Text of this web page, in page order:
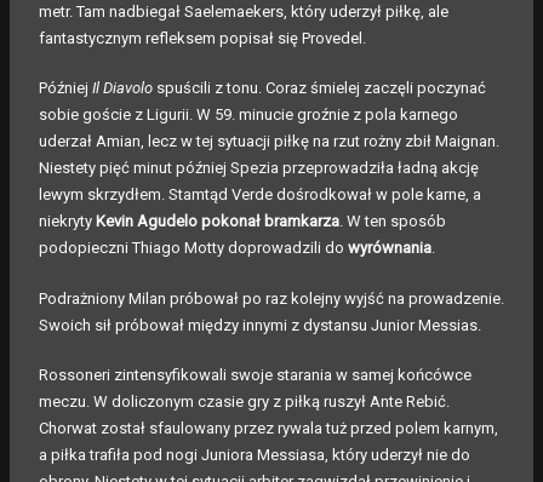
metr. Tam nadbiegał Saelemaekers, który uderzył piłkę, ale
fantastycznym refleksem popisał się Provedel.
Później Il Diavolo spuścili z tonu. Coraz śmielej zaczęli poczynać
sobie goście z Ligurii. W 59. minucie groźnie z pola karnego
uderzał Amian, lecz w tej sytuacji piłkę na rzut rożny zbił Maignan.
Niestety pięć minut później Spezia przeprowadziła ładną akcję
lewym skrzydłem. Stamtąd Verde dośrodkował w pole karne, a
niekryty Kevin Agudelo pokonał bramkarza. W ten sposób
podopieczni Thiago Motty doprowadzili do wyrównania.
Podrażniony Milan próbował po raz kolejny wyjść na prowadzenie.
Swoich sił próbował między innymi z dystansu Junior Messias.
Rossoneri zintensyfikowali swoje starania w samej końcówce
meczu. W doliczonym czasie gry z piłką ruszył Ante Rebić.
Chorwat został sfaulowany przez rywala tuż przed polem karnym,
a piłka trafiła pod nogi Juniora Messiasa, który uderzył nie do